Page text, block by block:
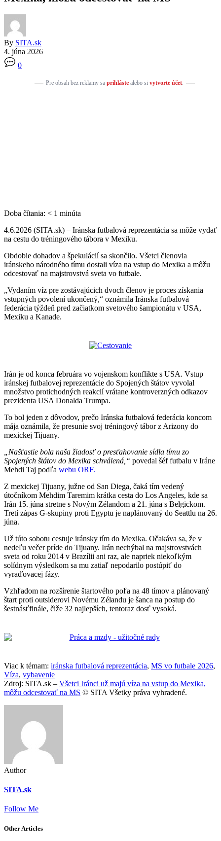
By SITA.sk
4. júna 2026
0
Pre obsah bez reklamy sa prihlástealebo si vytvorte účet.
Doba čítania: < 1 minúta
4.6.2026 (SITA.sk) – Iránska futbalová reprezentácia sa môže vydať
na cestu do tréningového tábora v Mexiku.
Obdobie dohadov a špekulácií sa skončilo. Všetci členovia
iránskeho národného tímu dostali víza na vstup do Mexika a môžu
odcestovať na majstrovstvá sveta vo futbale.
„Vydaním víz pre zostávajúcich dvoch členov je proces získania
vstupných povolení ukončený,“ oznámila Iránska futbalová
federácia týždeň pred začiatkom svetového šampionátu v USA,
Mexiku a Kanade.
Irán je od konca februára vo vojenskom konflikte s USA. Vstup
iránskej futbalovej reprezentácie do Spojených štátov vyvolal
množstvo protichodných reakcií vrátane kontroverzných odkazov
prezidenta USA Donalda Trumpa.
To bol jeden z dôvodov, prečo Iránska futbalová federácia koncom
mája oznámila, že presunie svoj tréningový tábor z Arizony do
mexickej Tijuany.
„Našťastie bola naša žiadosť o presťahovanie sídla tímu zo
Spojených štátov do Mexika schválená,“ povedal šéf futbalu v Iráne
Mehdi Taj podľa webu ORF.
Z mexickej Tijuany, južne od San Diega, čaká tím vedený
útočníkom Mehdim Taremim krátka cesta do Los Angeles, kde sa
Irán 15. júna stretne s Novým Zélandom a 21. júna s Belgickom.
Tretí zápas G-skupiny proti Egyptu je naplánovaný do Seattlu na 26.
júna.
Už túto sobotu cestuje iránsky tím do Mexika. Očakáva sa, že v
nedeľu večer príde do Tijuany. Irán nechýbal na majstrovstvách
sveta od roku 2014 v Brazílii ani raz, ale napriek niekoľkým
solídnym výsledkom sa mu zatiaľ nepodarilo postúpiť do
vyraďovacej fázy.
Vzhľadom na rozšírenie štartového poľa na 48 tímov a plánovaný
štart proti outsiderovi Novému Zélandu je šanca na postup do
šestnásťfinále, čiže 32 najlepších, tentoraz dosť vysoká.
Viac k témam: iránska futbalová reprezentácia, MS vo futbale 2026,
Víza, vybavenie
Zdroj: SITA.sk – Všetci Iránci už majú víza na vstup do Mexika,
môžu odcestovať na MS © SITA Všetky práva vyhradené.
Author
SITA.sk
Follow Me
Other Articles